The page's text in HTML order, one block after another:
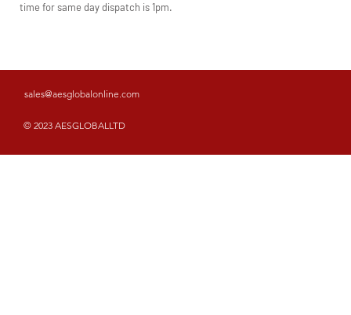
time for same day dispatch is 1pm.
sales@aesglobalonline.com
© 2023 AESGLOBALLTD